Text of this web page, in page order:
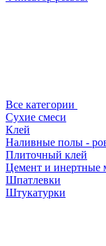
Все категории
Сухие смеси
Клей
Наливные полы -
Плиточный клей
Цемент и инертные
Шпатлевки
Штукатурки